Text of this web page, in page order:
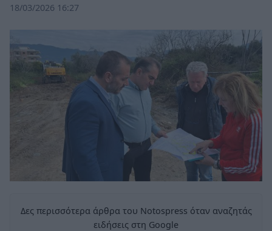
18/03/2026 16:27
Δες περισσότερα άρθρα του Notospress όταν αναζητάς
ειδήσεις στη Google